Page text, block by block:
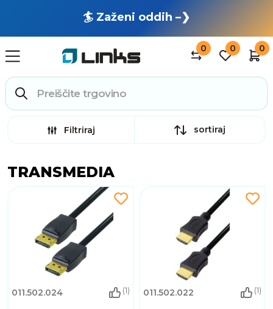
🏄 Zaženi oddih –❯
0 0 0
Filtriraj sortiraj
TRANSMEDIA
011.502.024 (1) 011.502.022 (1)